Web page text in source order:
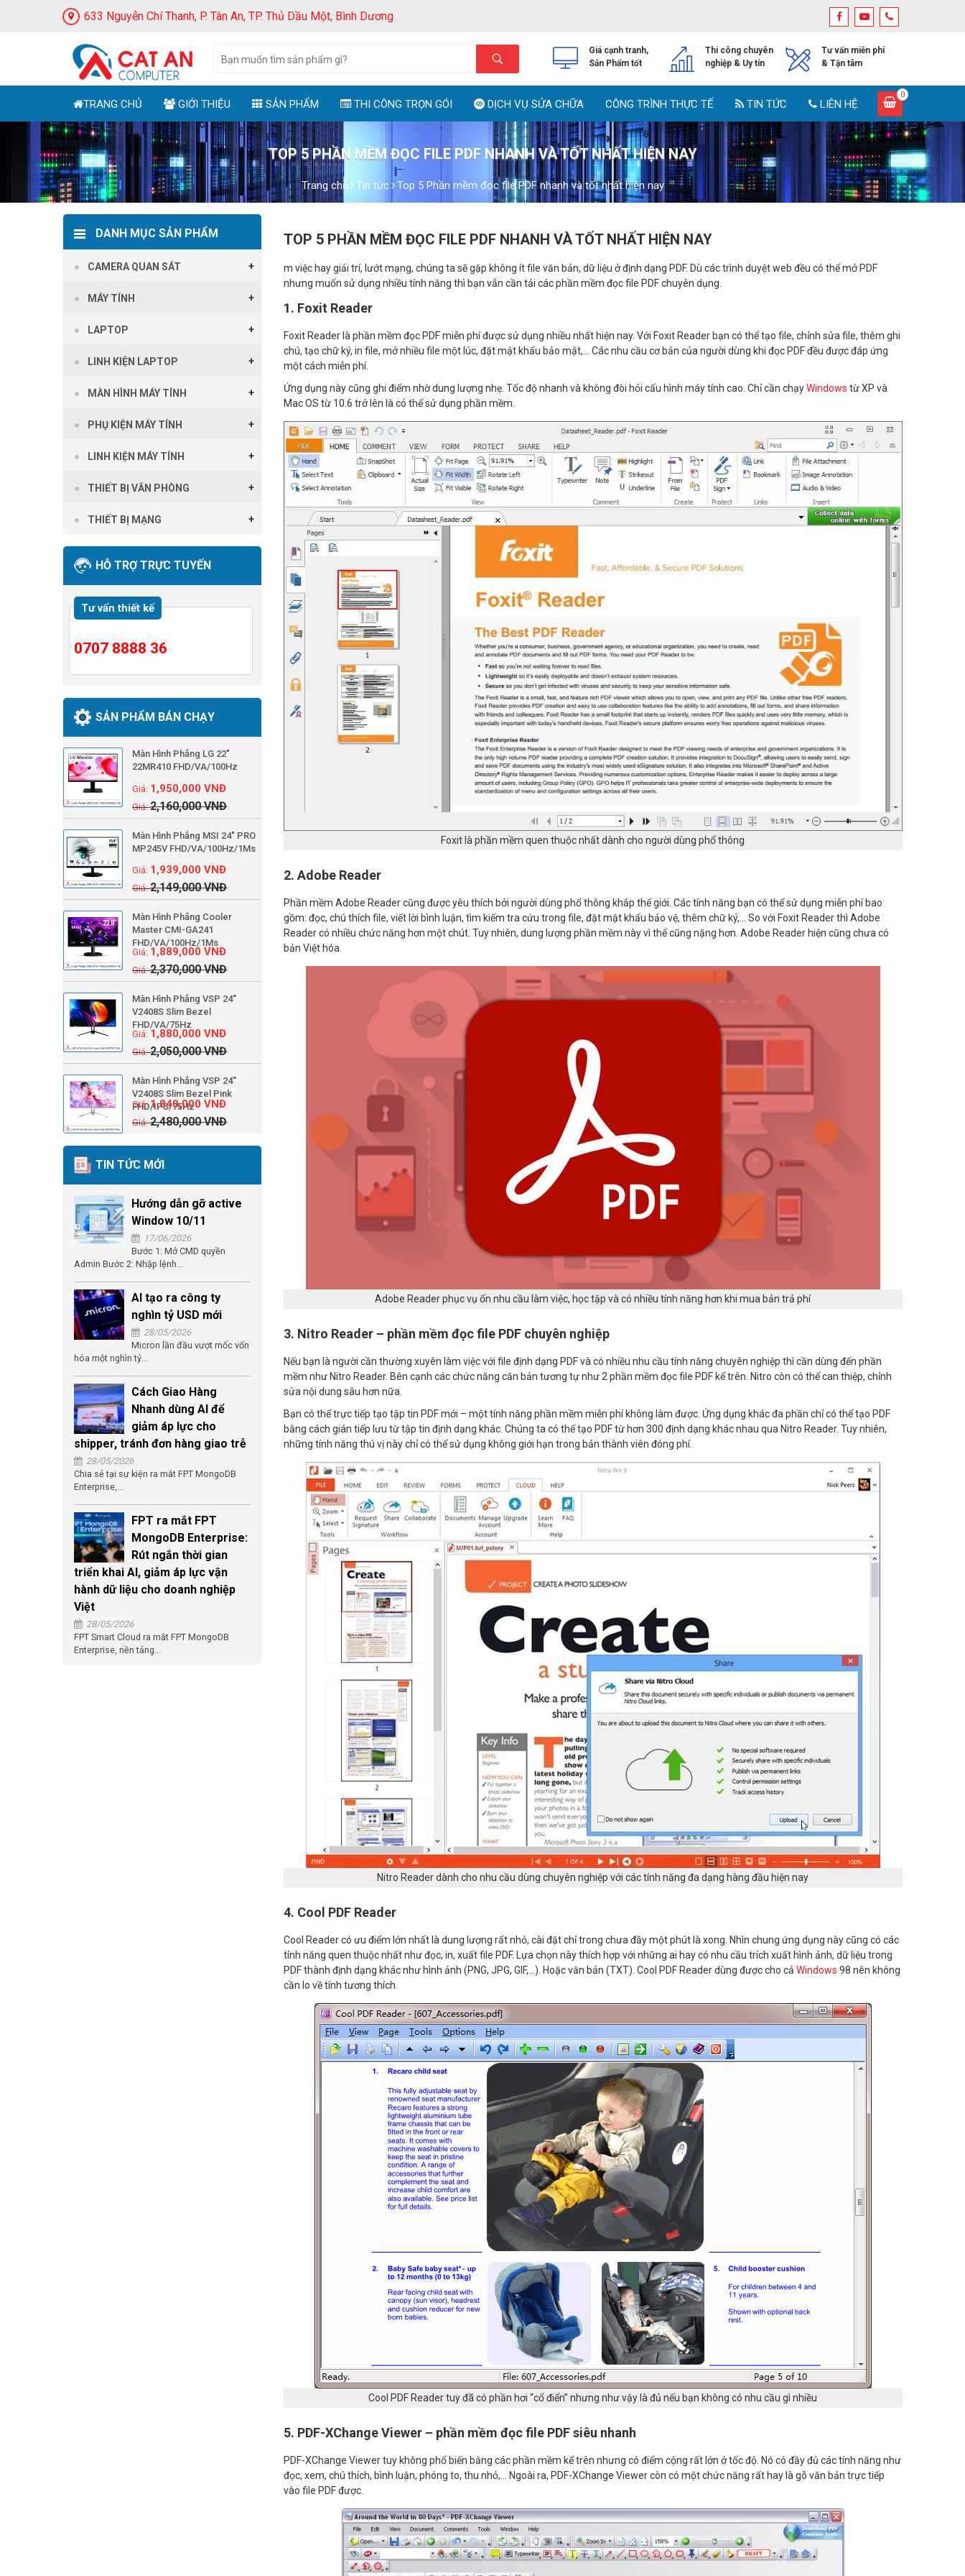
633 Nguyễn Chí Thanh, P. Tân An, TP. Thủ Dầu Một, Bình Dương
Giá cạnh tranh,
Sản Phẩm tốt
Thi công chuyên
nghiệp & Uy tín
Tư vấn miễn phí
& Tận tâm
TRANG CHỦ GIỚI THIỆU SẢN PHẨM THI CÔNG TRỌN GÓI DỊCH VỤ SỬA CHỮA CÔNG TRÌNH THỰC TẾ TIN TỨC LIÊN HỆ
0
TOP 5 PHẦN MỀM ĐỌC FILE PDF NHANH VÀ TỐT NHẤT HIỆN NAY
Trang chủ Tin tức Top 5 Phần mềm đọc file PDF nhanh và tốt nhất hiện nay
TOP 5 PHẦN MỀM ĐỌC FILE PDF NHANH VÀ TỐT NHẤT HIỆN NAY
m việc hay giải trí, lướt mạng, chúng ta sẽ gặp không ít file văn bản, dữ liệu ở định dạng PDF. Dù các trình duyệt web đều có thể mở PDF
nhưng muốn sử dụng nhiều tính năng thì bạn vẫn cần tải các phần mềm đọc file PDF chuyên dụng.
1. Foxit Reader
Foxit Reader là phần mềm đọc PDF miễn phí được sử dụng nhiều nhất hiện nay. Với Foxit Reader bạn có thể tạo file, chỉnh sửa file, thêm ghi
chú, tạo chữ ký, in file, mở nhiều file một lúc, đặt mật khẩu bảo mật,… Các nhu cầu cơ bản của người dùng khi đọc PDF đều được đáp ứng
một cách miễn phí.
Ứng dụng này cũng ghi điểm nhờ dung lượng nhẹ. Tốc độ nhanh và không đòi hỏi cấu hình máy tính cao. Chỉ cần chạyWindows từ XP và
Mac OS từ 10.6 trở lên là có thể sử dụng phần mềm.
Foxit là phần mềm quen thuộc nhất dành cho người dùng phổ thông
2. Adobe Reader
Phần mềm Adobe Reader cũng được yêu thích bởi người dùng phổ thông khắp thế giới. Các tính năng bạn có thể sử dụng miễn phí bao
gồm: đọc, chú thích file, viết lời bình luận, tìm kiếm tra cứu trong file, đặt mật khẩu bảo vệ, thêm chữ ký,… So với Foxit Reader thì Adobe
Reader có nhiều chức năng hơn một chút. Tuy nhiên, dung lượng phần mềm này vì thế cũng nặng hơn. Adobe Reader hiện cũng chưa có
bản Việt hóa.
Adobe Reader phục vụ ổn nhu cầu làm việc, học tập và có nhiều tính năng hơn khi mua bản trả phí
3. Nitro Reader – phần mềm đọc file PDF chuyên nghiệp
Nếu bạn là người cần thường xuyên làm việc với file định dạng PDF và có nhiều nhu cầu tính năng chuyên nghiệp thì cần dùng đến phần
mềm như Nitro Reader. Bên cạnh các chức năng căn bản tương tự như 2 phần mềm đọc file PDF kể trên. Nitro còn có thể can thiệp, chỉnh
sửa nội dung sâu hơn nữa.
Bạn có thể trực tiếp tạo tập tin PDF mới – một tính năng phần mềm miễn phí không làm được. Ứng dụng khác đa phần chỉ có thể tạo PDF
bằng cách gián tiếp lưu từ tập tin định dạng khác. Chúng ta có thể tạo PDF từ hơn 300 định dạng khác nhau qua Nitro Reader. Tuy nhiên,
những tính năng thú vị này chỉ có thể sử dụng không giới hạn trong bản thành viên đóng phí.
Nitro Reader dành cho nhu cầu dùng chuyên nghiệp với các tính năng đa dạng hàng đầu hiện nay
4. Cool PDF Reader
Cool Reader có ưu điểm lớn nhất là dung lượng rất nhỏ, cài đặt chỉ trong chưa đầy một phút là xong. Nhìn chung ứng dụng này cũng có các
tính năng quen thuộc nhất như đọc, in, xuất file PDF. Lựa chọn này thích hợp với những ai hay có nhu cầu trích xuất hình ảnh, dữ liệu trong
PDF thành định dạng khác như hình ảnh (PNG, JPG, GIF,…). Hoặc văn bản (TXT). Cool PDF Reader dùng được cho cả Windows 98 nên không
cần lo về tính tương thích.
Cool PDF Reader tuy đã có phần hơi “cổ điển” nhưng như vậy là đủ nếu bạn không có nhu cầu gì nhiều
5. PDF-XChange Viewer – phần mềm đọc file PDF siêu nhanh
PDF-XChange Viewer tuy không phổ biến bằng các phần mềm kể trên nhưng có điểm cộng rất lớn ở tốc độ. Nó có đầy đủ các tính năng như
đọc, xem, chú thích, bình luận, phóng to, thu nhỏ,… Ngoài ra, PDF-XChange Viewer còn có một chức năng rất hay là gõ văn bản trực tiếp
vào file PDF được.
DANH MỤC SẢN PHẨM
CAMERA QUAN SÁT
MÁY TÍNH
LAPTOP
LINH KIỆN LAPTOP
MÀN HÌNH MÁY TÍNH
PHỤ KIỆN MÁY TÍNH
LINH KIỆN MÁY TÍNH
THIẾT BỊ VĂN PHÒNG
THIẾT BỊ MẠNG
HỖ TRỢ TRỰC TUYẾN
Tư vấn thiết kế
0707 8888 36
SẢN PHẨM BÁN CHẠY
Màn Hình Phẳng LG 22"
22MR410 FHD/VA/100Hz
2,160,000VNĐ
1,950,000VNĐ
Màn Hình Phẳng MSI 24" PRO
MP245V FHD/VA/100Hz/1Ms
2,149,000VNĐ
1,939,000VNĐ
Màn Hình Phẳng Cooler
Master CMI-GA241
FHD/VA/100Hz/1Ms
2,370,000VNĐ
1,889,000VNĐ
Màn Hình Phẳng VSP 24''
V2408S Slim Bezel
FHD/VA/75Hz
2,050,000VNĐ
1,880,000VNĐ
Màn Hình Phẳng VSP 24''
V2408S Slim Bezel Pink
FHD/IPS/75Hz
2,480,000VNĐ
1,840,000VNĐ
TIN TỨC MỚI
Hướng dẫn gỡ active
Window 10/11
17/06/2026
Bước 1: Mở CMD quyền
Admin Bước 2: Nhập lệnh...
AI tạo ra công ty
nghìn tỷ USD mới
28/05/2026
Micron lần đầu vượt mốc vốn
hóa một nghìn tỷ...
Cách Giao Hàng
Nhanh dùng AI để
giảm áp lực cho
shipper, tránh đơn hàng giao trễ
28/05/2026
Chia sẻ tại sự kiện ra mắt FPT MongoDB
Enterprise,...
FPT ra mắt FPT
MongoDB Enterprise:
Rút ngắn thời gian
triển khai AI, giảm áp lực vận
hành dữ liệu cho doanh nghiệp
Việt
28/05/2026
FPT Smart Cloud ra mắt FPT MongoDB
Enterprise, nền tảng...